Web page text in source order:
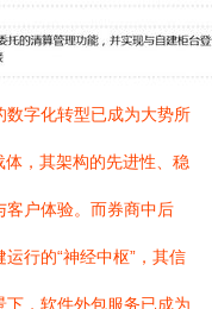
数字化转型已成为大势所
，其架构的先进性、稳
客户体验。而券商中后
行的“神经中枢”，其信
，软件外包服务已成为